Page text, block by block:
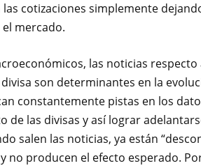
cotizaciones simplemente
mercado.
las noticias
son determinantes en la
constantemente pistas en los
de las divisas y así lograr
salen las noticias, ya están
no producen el efecto esperado.